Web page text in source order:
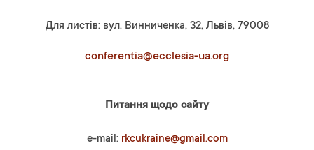
Для листів: вул. Винниченка, 32, Львів, 79008
conferentia@ecclesia-ua.org
Питання щодо сайту
e-mail: rkcukraine@gmail.com